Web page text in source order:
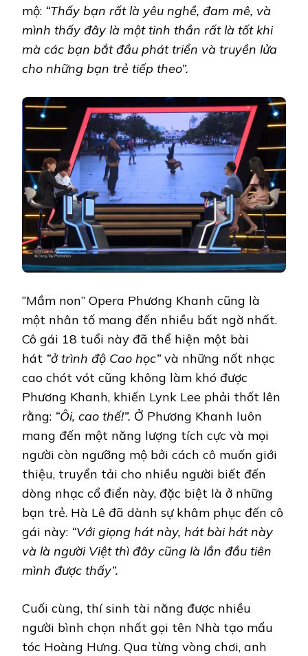
mộ: “Thấy bạn rất là yêu nghề, đam mê, và
mình thấy đây là một tinh thần rất là tốt khi
mà các bạn bắt đầu phát triển và truyền lửa
cho những bạn trẻ tiếp theo”.
“Mầm non” Opera Phương Khanh cũng là
một nhân tố mang đến nhiều bất ngờ nhất.
Cô gái 18 tuổi này đã thể hiện một bài
hát “ở trình độ Cao học”và những nốt nhạc
cao chót vót cũng không làm khó được
Phương Khanh, khiến Lynk Lee phải thốt lên
rằng: “Ôi, cao thế!”. Ở Phương Khanh luôn
mang đến một năng lượng tích cực và mọi
người còn ngưỡng mộ bởi cách cô muốn giới
thiệu, truyển tải cho nhiều người biết đến
dòng nhạc cổ điển này, đặc biệt là ở những
bạn trẻ. Hà Lê đã dành sự khâm phục đến cô
gái này: “Với giọng hát này, hát bài hát này
và là người Việt thì đây cũng là lần đầu tiên
mình được thấy”.
Cuối cùng, thí sinh tài năng được nhiều
người bình chọn nhất gọi tên Nhà tạo mẩu
tóc Hoàng Hưng. Qua từng vòng chơi, anh